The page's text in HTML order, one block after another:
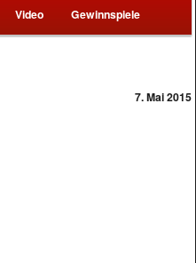
Video Gewinnspiele
7. Mai 2015